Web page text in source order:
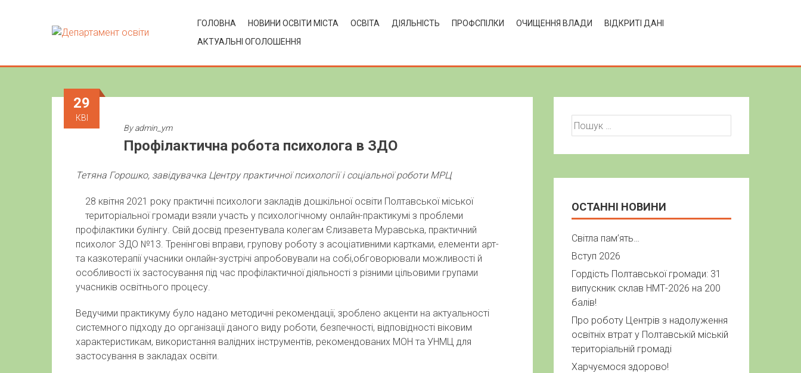
ГОЛОВНА НОВИНИ ОСВІТИ МІСТА ОСВІТА ДІЯЛЬНІСТЬ ПРОФСПІЛКИ ОЧИЩЕННЯ ВЛАДИ
ВІДКРИТІ ДАНІ
АКТУАЛЬНІ ОГОЛОШЕННЯ
29
КВІ
Byadmin_ym
Профілактична робота психолога в ЗДО
Тетяна Горошко, завідувачка Центру практичної психології і соціальної роботи МРЦ
28 квітня 2021 року практичні психологи закладів дошкільної освіти Полтавської міської
територіальної громади взяли участь у психологічному онлайн-практикумі з проблеми
профілактики булінгу. Свій досвід презентувала колегам Єлизавета Муравська, практичний
психолог ЗДО №13. Тренінгові вправи, групову роботу з асоціативними картками, елементи арт-
та казкотерапії учасники онлайн-зустрічі апробовували на собі,обговорювали можливості й
особливості їх застосування під час профілактичної діяльності з різними цільовими групами
учасників освітнього процесу.
Ведучими практикуму було надано методичні рекомендації, зроблено акценти на актуальності
системного підходу до організації даного виду роботи, безпечності, відповідності віковим
характеристикам, використання валідних інструментів, рекомендованих МОН та УНМЦ для
застосування в закладах освіти.
Пошук:
ОСТАННІ НОВИНИ
Світла пам’ять…
Вступ 2026
Гордість Полтавської громади: 31
випускник склав НМТ-2026 на 200
балів!
Про роботу Центрів з надолуження
освітніх втрат у Полтавській міській
територіальній громаді
Харчуємося здорово!